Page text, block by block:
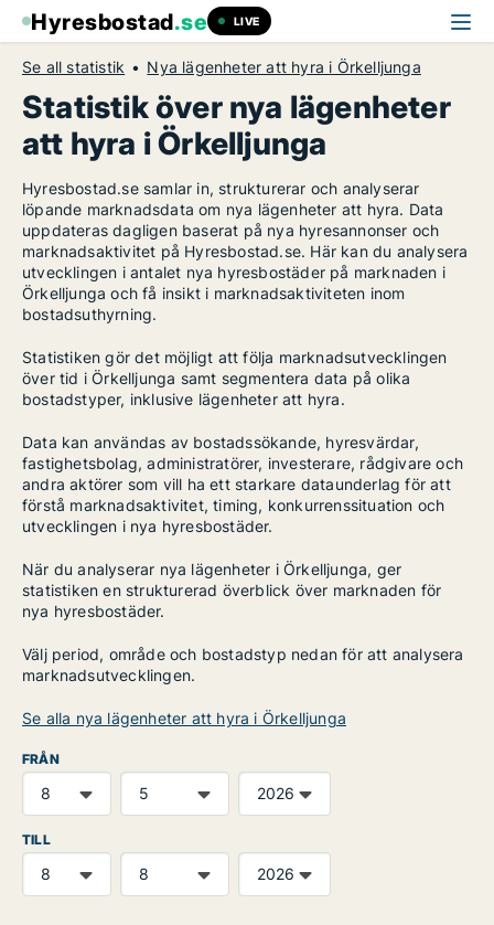
Hyresbostad.se LIVE
Se all statistik Nya lägenheter att hyra i Örkelljunga
Statistik över nya lägenheter
att hyra i Örkelljunga
Hyresbostad.se samlar in, strukturerar och analyserar
löpande marknadsdata om nya lägenheter att hyra. Data
uppdateras dagligen baserat på nya hyresannonser och
marknadsaktivitet på Hyresbostad.se. Här kan du analysera
utvecklingen i antalet nya hyresbostäder på marknaden i
Örkelljunga och få insikt i marknadsaktiviteten inom
bostadsuthyrning.
Statistiken gör det möjligt att följa marknadsutvecklingen
över tid i Örkelljunga samt segmentera data på olika
bostadstyper, inklusive lägenheter att hyra.
Data kan användas av bostadssökande, hyresvärdar,
fastighetsbolag, administratörer, investerare, rådgivare och
andra aktörer som vill ha ett starkare dataunderlag för att
förstå marknadsaktivitet, timing, konkurrenssituation och
utvecklingen i nya hyresbostäder.
När du analyserar nya lägenheter i Örkelljunga, ger
statistiken en strukturerad överblick över marknaden för
nya hyresbostäder.
Välj period, område och bostadstyp nedan för att analysera
marknadsutvecklingen.
Se alla nya lägenheter att hyra i Örkelljunga
FRÅN
TILL